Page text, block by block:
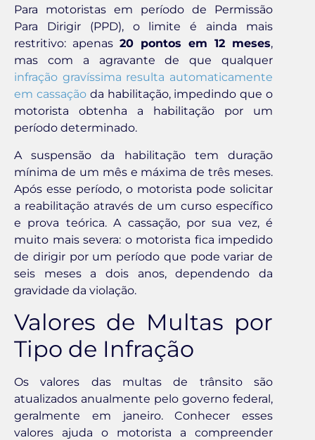
Para motoristas em período de Permissão
Para Dirigir (PPD), o limite é ainda mais
restritivo: apenas 20 pontos em 12 meses,
mas com a agravante de que qualquer
infração gravíssima resulta automaticamente
em cassaçãoda habilitação, impedindo que o
motorista obtenha a habilitação por um
período determinado.
A suspensão da habilitação tem duração
mínima de um mês e máxima de três meses.
Após esse período, o motorista pode solicitar
a reabilitação através de um curso específico
e prova teórica. A cassação, por sua vez, é
muito mais severa: o motorista fica impedido
de dirigir por um período que pode variar de
seis meses a dois anos, dependendo da
gravidade da violação.
Valores de Multas por
Tipo de Infração
Os valores das multas de trânsito são
atualizados anualmente pelo governo federal,
geralmente em janeiro. Conhecer esses
valores ajuda o motorista a compreender